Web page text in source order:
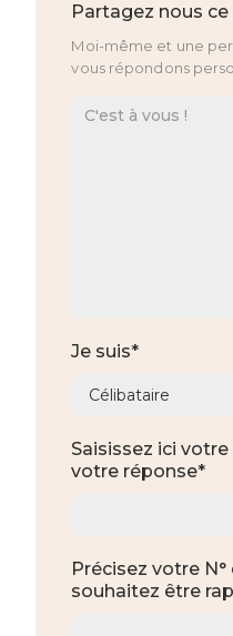
Partagez nous
Moi-même et une
vous répondons
Je suis*
Saisissez ici
votre réponse*
Précisez votre
souhaitez être